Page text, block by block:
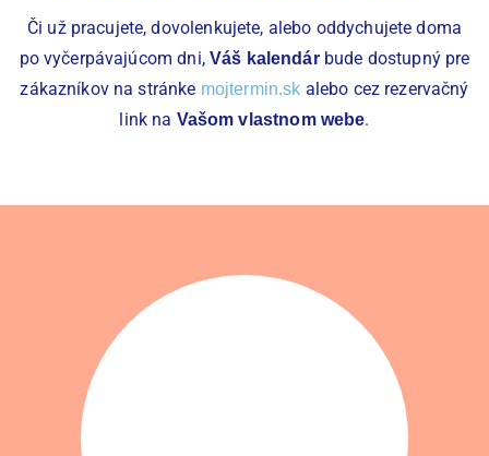
Či už pracujete, dovolenkujete, alebo oddychujete doma
po vyčerpávajúcom dni, Váš kalendárbude dostupný pre
zákazníkov na stránke mojtermin.sk alebo cez rezervačný
link na Vašom vlastnom webe.